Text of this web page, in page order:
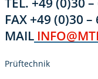
FAX +49 (0)30
MAIL
Prüftech­nik